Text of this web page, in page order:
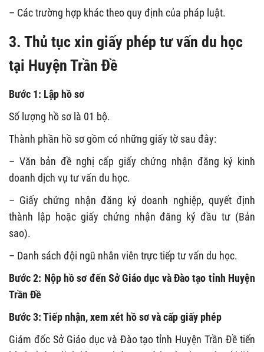
– Các trường hợp khác theo quy định của pháp luật.
3. Thủ tục xin giấy phép tư vấn du học
tại Huyện Trần Đề
Bước 1: Lập hồ sơ
Số lượng hồ sơ là 01 bộ.
Thành phần hồ sơ gồm có những giấy tờ sau đây:
– Văn bản đề nghị cấp giấy chứng nhận đăng ký kinh
doanh dịch vụ tư vấn du học.
– Giấy chứng nhận đăng ký doanh nghiệp, quyết định
thành lập hoặc giấy chứng nhận đăng ký đầu tư (Bản
sao).
– Danh sách đội ngũ nhân viên trực tiếp tư vấn du học.
Bước 2: Nộp hồ sơ đến Sở Giáo dục và Đào tạo tỉnh Huyện
Trần Đề
Bước 3: Tiếp nhận, xem xét hồ sơ và cấp giấy phép
Giám đốc Sở Giáo dục và Đào tạo tỉnh Huyện Trần Đề tiến